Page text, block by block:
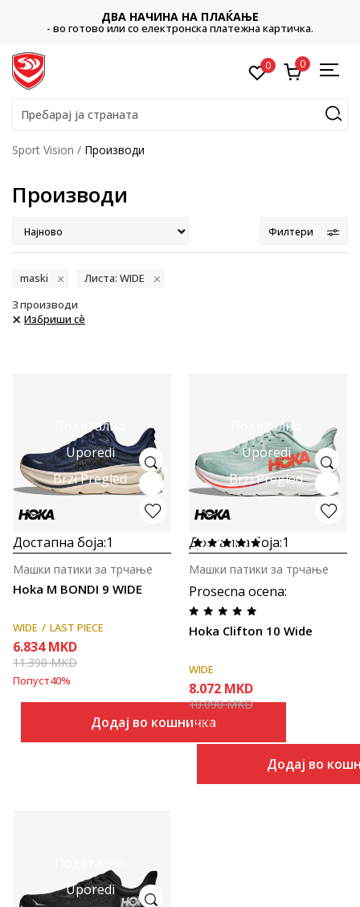
ДВА НАЧИНА НА ПЛАЌАЊЕ
- во готово или со електронска платежна картичка.
0 0
Пребарај ја страната
Sport Vision Производи
Производи
Филтери
maski
Листа: WIDE
3производи
Избриши сè
Подетално
Uporedi
Brzi Pregled
Достапна боја:1
Hoka M BONDI 9 WIDE
Машки патики за трчање
WIDE LAST PIECE
6.834 MKD
11.390MKD
Попуст40%
Додај во кошничка
Подетално
Uporedi
Brzi Pregled
Достапна боја:1
Prosecna ocena:
Hoka Clifton 10 Wide
Машки патики за трчање
WIDE
8.072 MKD
10.090MKD
Попуст
Додај во
Uporedi